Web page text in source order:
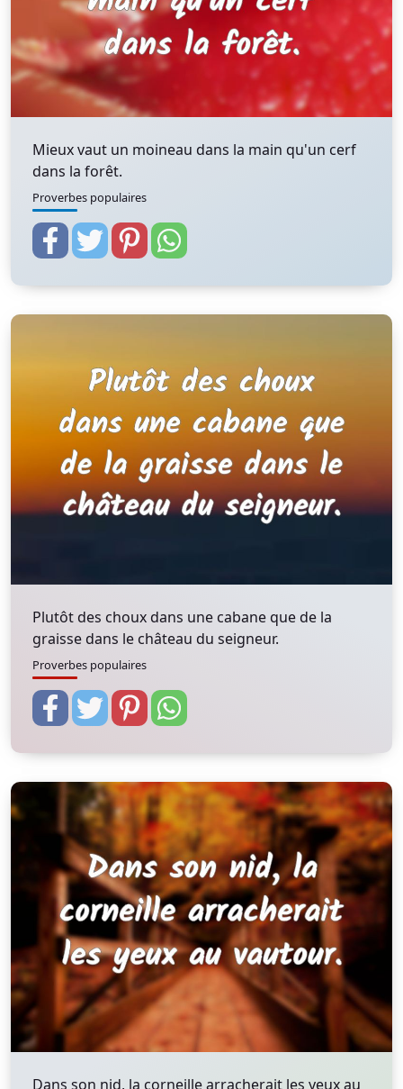
Mieux vaut un moineau dans la main qu'un cerf
dans la forêt.
Proverbes populaires
Plutôt des choux dans une cabane que de la
graisse dans le château du seigneur.
Proverbes populaires
Dans son nid, la corneille arracherait les yeux au